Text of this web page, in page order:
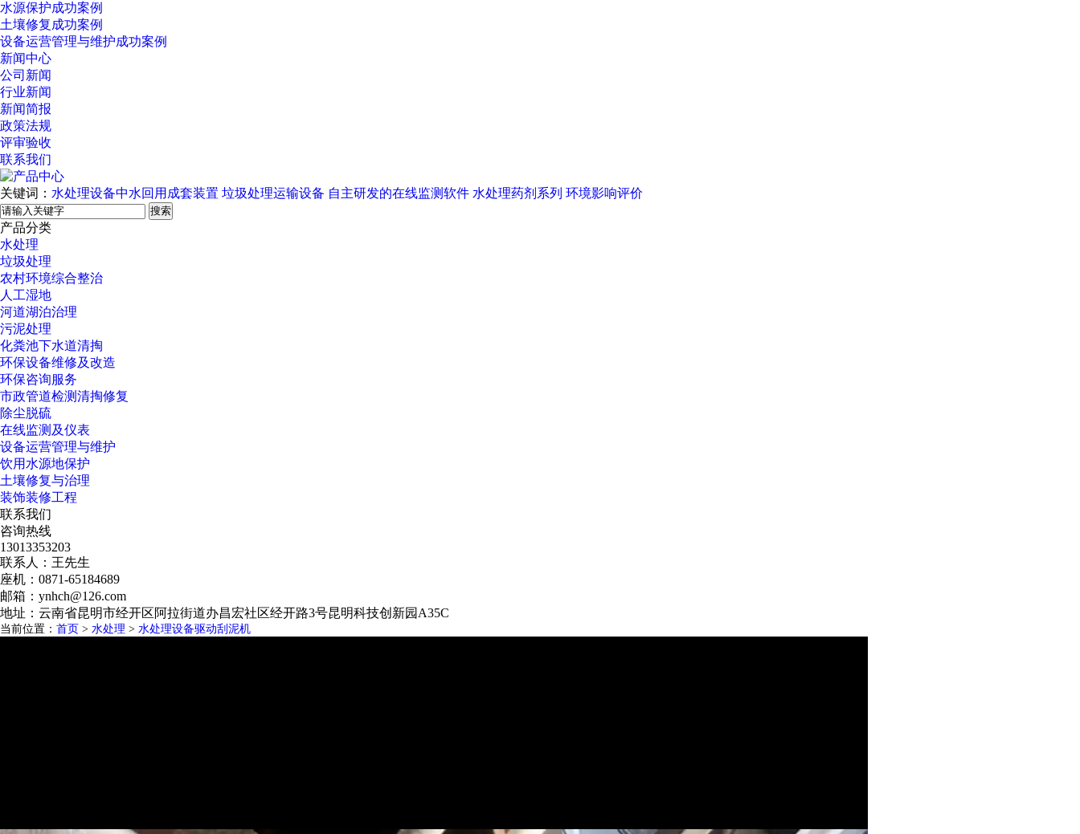
水源保护成功案例
土壤修复成功案例
设备运营管理与维护成功案例
新闻中心
公司新闻
行业新闻
新闻简报
政策法规
评审验收
联系我们
关键词： 水处理设备中水回用成套装置 垃圾处理运输设备 自主研发的在线监测软件 水处理药剂系列 环境影响评价
搜索
产品分类
水处理
垃圾处理
农村环境综合整治
人工湿地
河道湖泊治理
污泥处理
化粪池下水道清掏
环保设备维修及改造
环保咨询服务
市政管道检测清掏修复
除尘脱硫
在线监测及仪表
设备运营管理与维护
饮用水源地保护
土壤修复与治理
装饰装修工程
联系我们
咨询热线
13013353203
联系人：王先生
座机：0871-65184689
邮箱：ynhch@126.com
地址：云南省昆明市经开区阿拉街道办昌宏社区经开路3号昆明科技创新园A35C
当前位置： 首页 > 水处理 > 水处理设备驱动刮泥机